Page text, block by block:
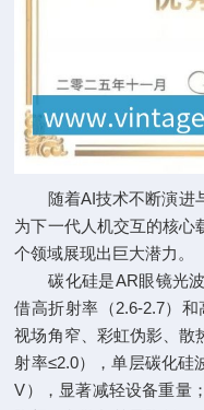
随着AI技术不断演进与
为下一代人机交互的核心
个领域展现出巨大潜力。
碳化硅是AR眼镜光波
借高折射率（2.6-2.7）
视场角窄、彩虹伪影、散
射率≤2.0），单层碳化硅
V），显著减轻设备重量